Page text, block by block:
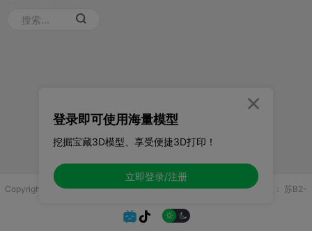
Copyright © 2025 无锡控博科技有限公司 版权所有增值电信业务许可证： 苏B2-
 
登录即可使用海量模型
挖掘宝藏3D模型、享受便捷3D打印！
立即登录/注册
